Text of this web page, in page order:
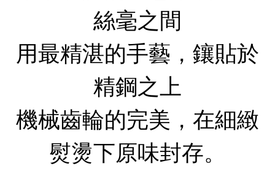
絲毫之間
用最精湛的手藝，鑲貼於
精鋼之上
機械齒輪的完美，在細緻
熨燙下原味封存。